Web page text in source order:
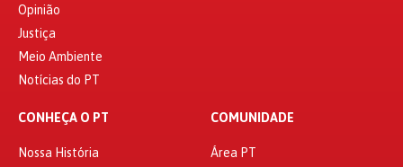
Opinião
Justiça
Meio Ambiente
Notícias do PT
CONHEÇA O PT
Nossa História
COMUNIDADE
Área PT